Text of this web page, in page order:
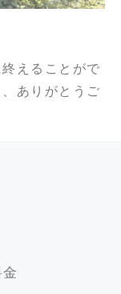
えることがで
ありがとうご